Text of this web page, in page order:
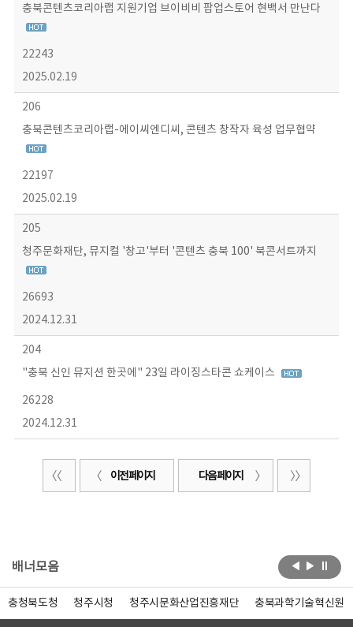
충북콘텐츠코리아랩 지원기업 브이비비 팝업스토어 현백서 만난다
22243
2025.02.19
206
충북콘텐츠코리아랩-에이씨엔디씨, 콘텐츠 창작자 육성 업무협약
22197
2025.02.19
205
청주문화재단, 뮤지컬 '창고'부터 '콘텐츠 충북 100' 북콘서트까지
26693
2024.12.31
204
"충북 신인 뮤지션 한곳에" 23일 라이징스타콘 쇼케이스
26228
2024.12.31
이전 페이지 다음 페이지
배너모음
충청북도청 청주시청 청주시문화산업진흥재단 충북과학기술혁신원